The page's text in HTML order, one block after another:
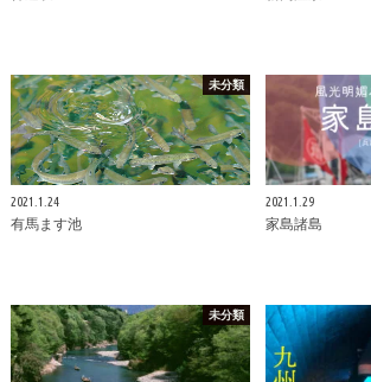
未分類
2021.1.24
有馬ます池
2021.1.29
家島諸島
未分類